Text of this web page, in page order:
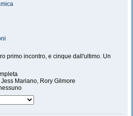
primo incontro, e cinque dall'ultimo. Un
Jess Mariano, Rory Gilmore